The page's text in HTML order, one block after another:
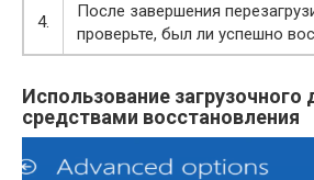
4.
После завершения
проверьте, был ли успешно
Использование загрузочного
средствами восстановления